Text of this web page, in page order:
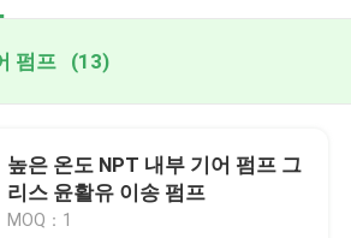
펌프 (13)
높은 온도 NPT 내부 기어 펌프 그
리스 윤활유 이송 펌프
MOQ：1